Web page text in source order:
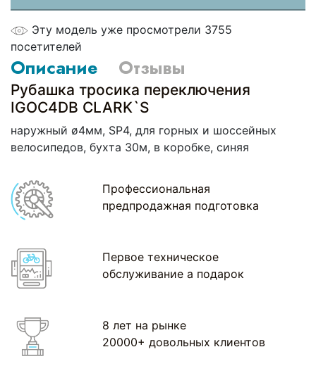
Эту модель уже просмотрели 3755
посетителей
Описание Отзывы
Рубашка тросика переключения
IGOC4DB СLARK`S
наружный ø4мм, SP4, для горных и шоссейных
велосипедов, бухта 30м, в коробке, синяя
Профессиональная
предпродажная подготовка
Первое техническое
обслуживание а подарок
8 лет на рынке
20000+ довольных клиентов